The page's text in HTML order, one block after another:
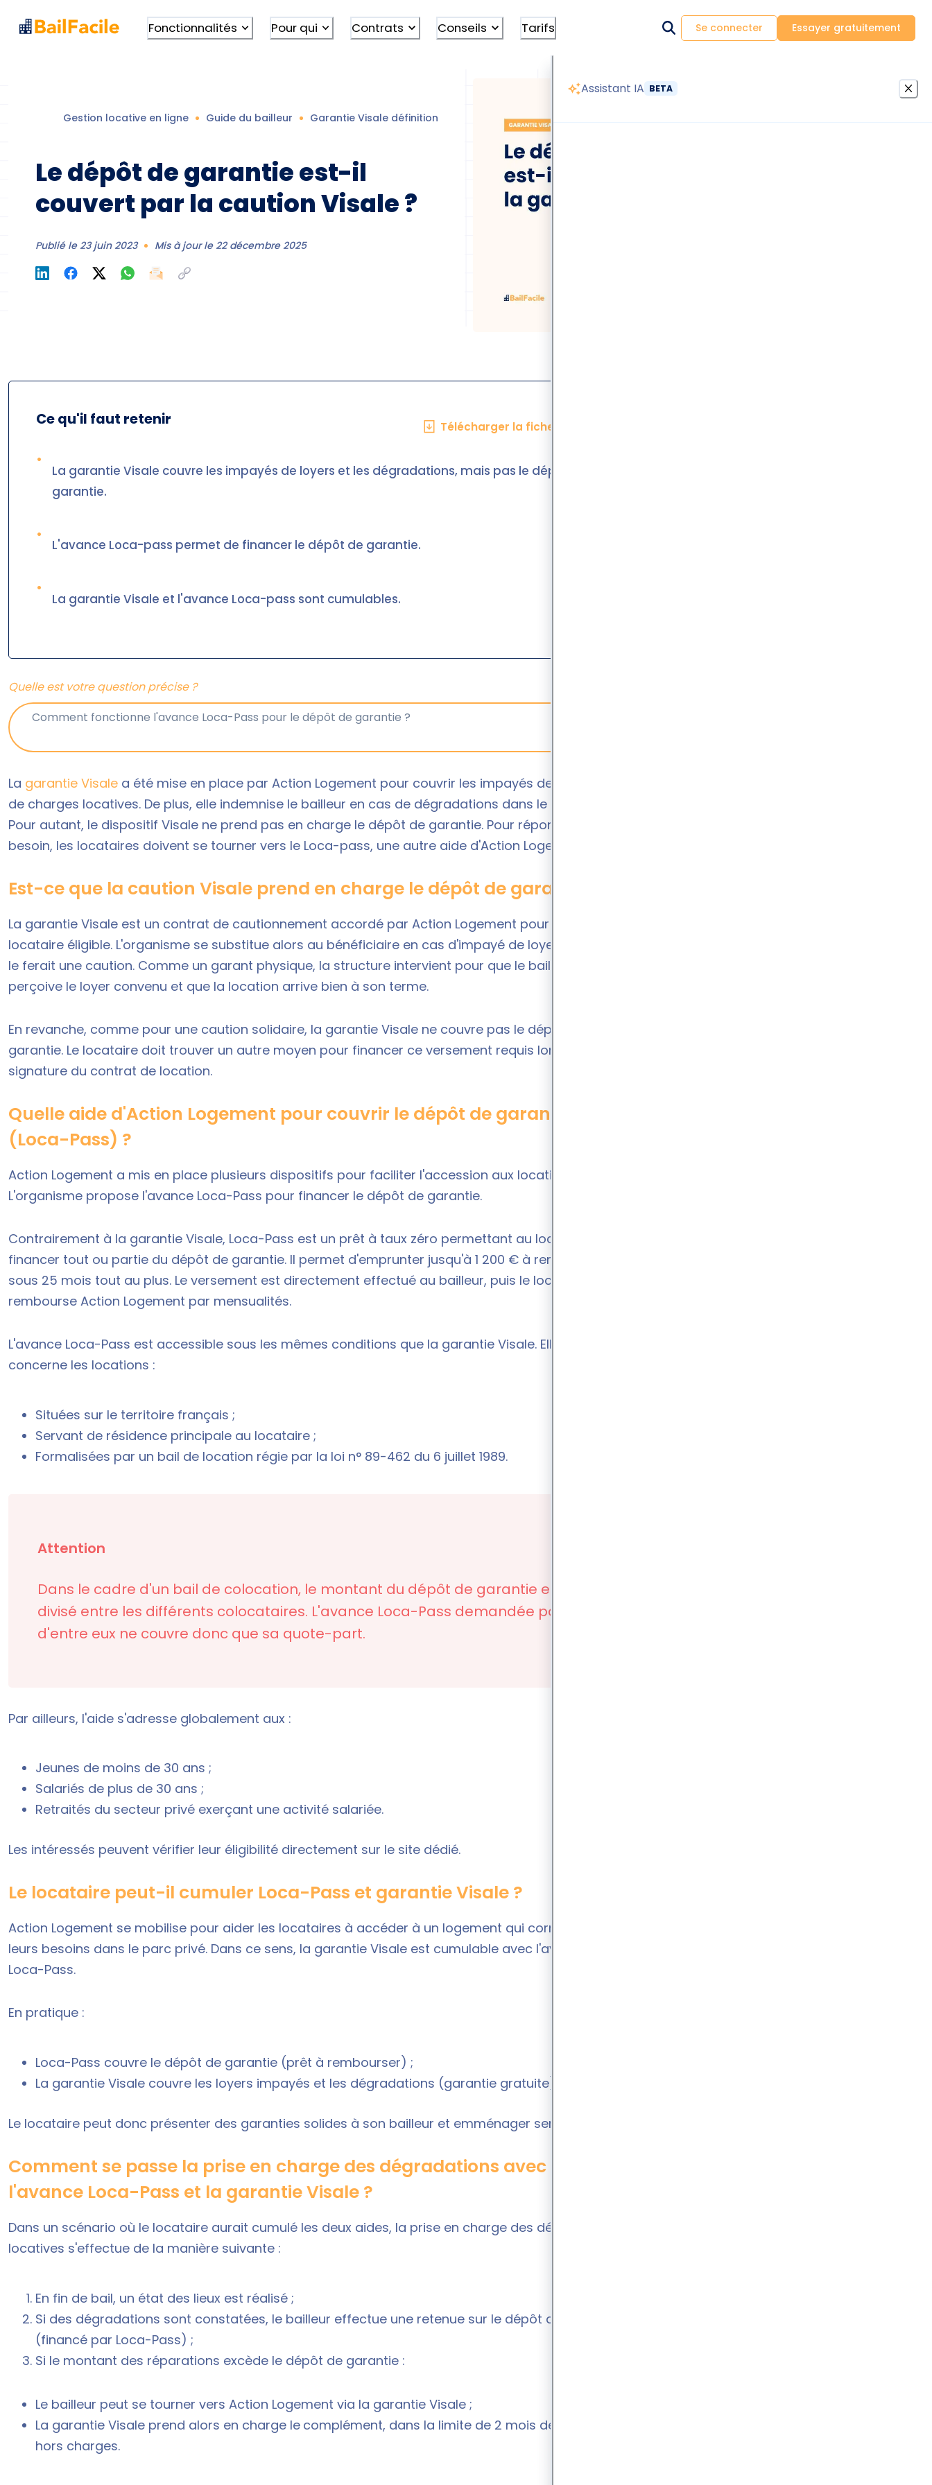
Assistant IA BETA
Fonctionnalités Pour qui Contrats Conseils Tarifs Se connecter Essayer gratuitement
Gestion locative en ligne Guide du bailleur Garantie Visale définition Dépôt de garantie visale
Le dépôt de garantie est-il
couvert par la caution Visale ?
Publié le 23 juin 2023 Mis à jour le 22 décembre 2025
Ce qu'il faut retenir
•
La garantie Visale couvre les impayés de loyers et les dégradations, mais pas le dépôt de
garantie.
•
L'avance Loca-pass permet de financer le dépôt de garantie.
•
La garantie Visale et l'avance Loca-pass sont cumulables.
Télécharger la fiche en PDF
Quelle est votre question précise ?
La garantie Visale a été mise en place par Action Logement pour couvrir les impayés de loyers et
de charges locatives. De plus, elle indemnise le bailleur en cas de dégradations dans le logement.
Pour autant, le dispositif Visale ne prend pas en charge le dépôt de garantie. Pour répondre à ce
besoin, les locataires doivent se tourner vers le Loca-pass, une autre aide d'Action Logement.
Est-ce que la caution Visale prend en charge le dépôt de garantie ?
La garantie Visale est un contrat de cautionnement accordé par Action Logement pour un
locataire éligible. L'organisme se substitue alors au bénéficiaire en cas d'impayé de loyers, comme
le ferait une caution. Comme un garant physique, la structure intervient pour que le bailleur
perçoive le loyer convenu et que la location arrive bien à son terme.
En revanche, comme pour une caution solidaire, la garantie Visale ne couvre pas le dépôt de
garantie. Le locataire doit trouver un autre moyen pour financer ce versement requis lors de la
signature du contrat de location.
Quelle aide d'Action Logement pour couvrir le dépôt de garantie
(Loca-Pass) ?
Action Logement a mis en place plusieurs dispositifs pour faciliter l'accession aux locations.
L'organisme propose l'avance Loca-Pass pour financer le dépôt de garantie.
Contrairement à la garantie Visale, Loca-Pass est un prêt à taux zéro permettant au locataire de
financer tout ou partie du dépôt de garantie. Il permet d'emprunter jusqu'à 1 200 € à rembourser
sous 25 mois tout au plus. Le versement est directement effectué au bailleur, puis le locataire
rembourse Action Logement par mensualités.
L'avance Loca-Pass est accessible sous les mêmes conditions que la garantie Visale. Elle
concerne les locations :
Situées sur le territoire français ;
Servant de résidence principale au locataire ;
Formalisées par un bail de location régie par la loi n° 89-462 du 6 juillet 1989.
Attention
Dans le cadre d'un bail de colocation, le montant du dépôt de garantie est
divisé entre les différents colocataires. L'avance Loca-Pass demandée par l'un
d'entre eux ne couvre donc que sa quote-part.
Par ailleurs, l'aide s'adresse globalement aux :
Jeunes de moins de 30 ans ;
Salariés de plus de 30 ans ;
Retraités du secteur privé exerçant une activité salariée.
Les intéressés peuvent vérifier leur éligibilité directement sur le site dédié.
Le locataire peut-il cumuler Loca-Pass et garantie Visale ?
Action Logement se mobilise pour aider les locataires à accéder à un logement qui correspond à
leurs besoins dans le parc privé. Dans ce sens, la garantie Visale est cumulable avec l'avance
Loca-Pass.
En pratique :
Loca-Pass couvre le dépôt de garantie (prêt à rembourser) ;
La garantie Visale couvre les loyers impayés et les dégradations (garantie gratuite).
Le locataire peut donc présenter des garanties solides à son bailleur et emménager sereinement.
Comment se passe la prise en charge des dégradations avec
l'avance Loca-Pass et la garantie Visale ?
Dans un scénario où le locataire aurait cumulé les deux aides, la prise en charge des dégradations
locatives s'effectue de la manière suivante :
En fin de bail, un état des lieux est réalisé ;
Si des dégradations sont constatées, le bailleur effectue une retenue sur le dépôt de garantie
(financé par Loca-Pass) ;
Si le montant des réparations excède le dépôt de garantie :
Le bailleur peut se tourner vers Action Logement via la garantie Visale ;
La garantie Visale prend alors en charge le complément, dans la limite de 2 mois de loyers
hors charges.